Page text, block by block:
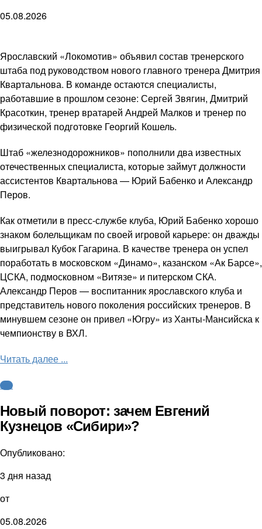
05.08.2026
Ярославский «Локомотив» объявил состав тренерского
штаба под руководством нового главного тренера Дмитрия
Квартальнова. В команде остаются специалисты,
работавшие в прошлом сезоне: Сергей Звягин, Дмитрий
Красоткин, тренер вратарей Андрей Малков и тренер по
физической подготовке Георгий Кошель.
Штаб «железнодорожников» пополнили два известных
отечественных специалиста, которые займут должности
ассистентов Квартальнова — Юрий Бабенко и Александр
Перов.
Как отметили в пресс-службе клуба, Юрий Бабенко хорошо
знаком болельщикам по своей игровой карьере: он дважды
выигрывал Кубок Гагарина. В качестве тренера он успел
поработать в московском «Динамо», казанском «Ак Барсе»,
ЦСКА, подмосковном «Витязе» и питерском СКА.
Александр Перов — воспитанник ярославского клуба и
представитель нового поколения российских тренеров. В
минувшем сезоне он привел «Югру» из Ханты-Мансийска к
чемпионству в ВХЛ.
Читать далее ...
КХЛ
Новый поворот: зачем Евгений
Кузнецов «Сибири»?
Опубликовано:
3 дня назад
от
05.08.2026